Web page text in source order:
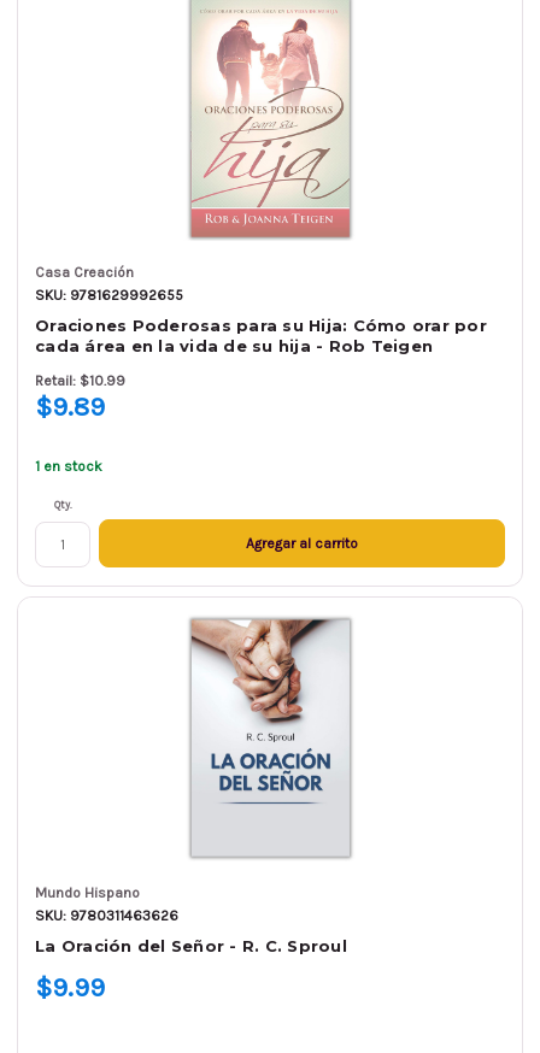
Casa Creación
SKU: 9781629992655
Oraciones Poderosas para su Hija: Cómo orar por
cada área en la vida de su hija - Rob Teigen
Retail: $10.99
$9.89
1 en stock
Qty.
Agregar al carrito
Mundo Hispano
SKU: 9780311463626
La Oración del Señor - R. C. Sproul
$9.99